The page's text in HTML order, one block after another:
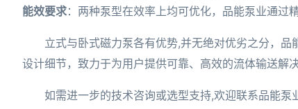
能效要求：两种泵型在效率上均可优化，品能泵业通过
立式与卧式磁力泵各有优势,并无绝对优劣之分，
设计细节，致力于为用户提供可靠、高效的流体输送解
如需进一步的技术咨询或选型支持,欢迎联系品能泵